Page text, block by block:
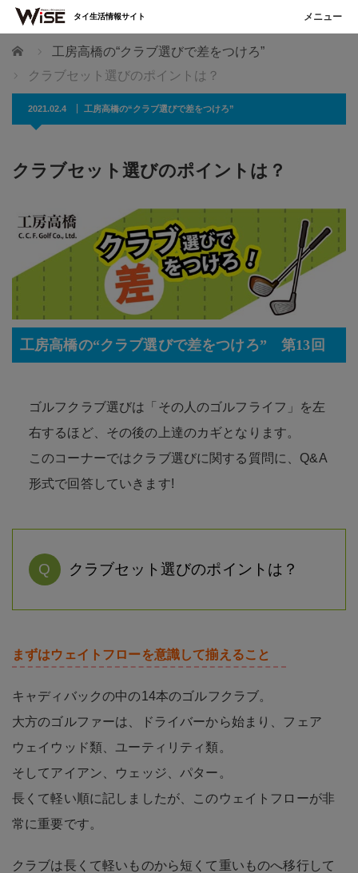
ホーム
工房高橋の“クラブ選びで差をつけろ”
クラブセット選びのポイントは？
2021.02.4 工房高橋の“クラブ選びで差をつけろ”
クラブセット選びのポイントは？
工房高橋の“クラブ選びで差をつけろ” 第13回
ゴルフクラブ選びは「その人のゴルフライフ」を左
右するほど、その後の上達のカギとなります。
このコーナーではクラブ選びに関する質問に、Q&A
形式で回答していきます!
Q クラブセット選びのポイントは？
まずはウェイトフローを意識して揃えること
キャディバックの中の14本のゴルフクラブ。
大方のゴルファーは、ドライバーから始まり、フェア
ウェイウッド類、ユーティリティ類。
そしてアイアン、ウェッジ、パター。
長くて軽い順に記しましたが、このウェイトフローが非
常に重要です。
クラブは長くて軽いものから短くて重いものへ移行して
タイ生活情報サイト